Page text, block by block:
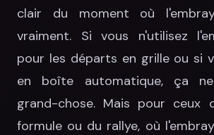
clair du moment où
vraiment. Si vous n'utilisez
pour les départs en grille ou si
en boîte automatique, ça
grand-chose. Mais pour
formule ou du rallye, où